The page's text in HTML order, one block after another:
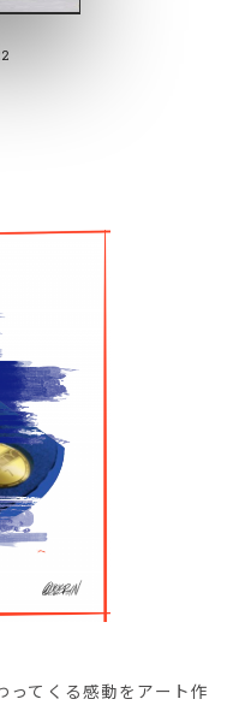
ってくる感動をアート作